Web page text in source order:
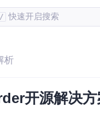
/ 快速开启搜索
析
开源解决